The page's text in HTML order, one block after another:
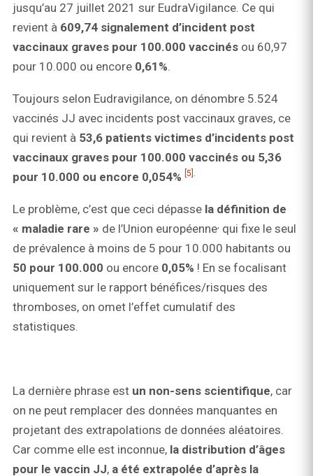
jusqu’au 27 juillet 2021 sur EudraVigilance. Ce qui
revient à 609,74 signalement d’incident post
vaccinaux graves pour 100.000 vaccinés ou 60,97
pour 10.000 ou encore 0,61%.
Toujours selon Eudravigilance, on dénombre 5.524
vaccinés JJ avec incidents post vaccinaux graves, ce
qui revient à 53,6 patients victimes d’incidents post
vaccinaux graves pour 100.000 vaccinés ou 5,36
pour 10.000 ou encore 0,054% [5] .
Le problème, c’est que ceci dépasse la définition de
« maladie rare » de l’Union européenne, qui fixe le seul
de prévalence à moins de 5 pour 10.000 habitants ou
50 pour 100.000 ou encore 0,05% ! En se focalisant
uniquement sur le rapport bénéfices/risques des
thromboses, on omet l’effet cumulatif des
statistiques.
La dernière phrase est un non-sens scientifique, car
on ne peut remplacer des données manquantes en
projetant des extrapolations de données aléatoires.
Car comme elle est inconnue, la distribution d’âges
pour le vaccin JJ, a été extrapolée d’après la